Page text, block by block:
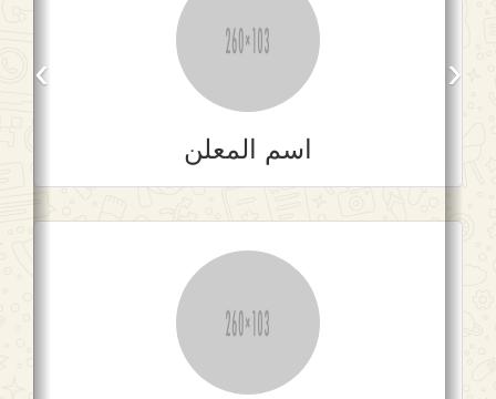
اسم المعلن
‹
›